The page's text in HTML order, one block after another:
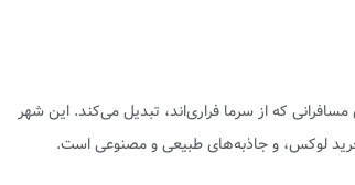
که از سرما فراری‌اند، تبدیل می‌کند. این شهر
خرید لوکس، و جاذبه‌های طبیعی و مصنوعی است.